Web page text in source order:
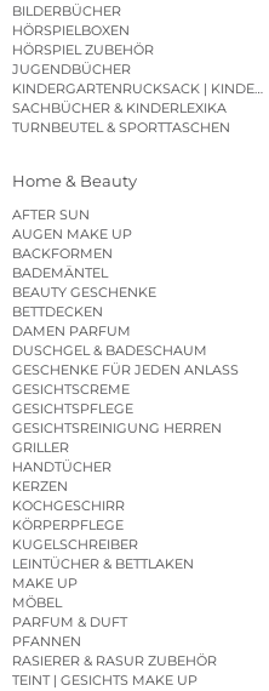
BILDERBÜCHER
HÖRSPIELBOXEN
HÖRSPIEL ZUBEHÖR
JUGENDBÜCHER
KINDERGARTENRUCKSACK |
SACHBÜCHER & KINDERLEXIKA
TURNBEUTEL & SPORTTASCHEN
Home & Beauty
AFTER SUN
AUGEN MAKE UP
BACKFORMEN
BADEMÄNTEL
BEAUTY GESCHENKE
BETTDECKEN
DAMEN PARFUM
DUSCHGEL & BADESCHAUM
GESCHENKE FÜR JEDEN ANLASS
GESICHTSCREME
GESICHTSPFLEGE
GESICHTSREINIGUNG HERREN
GRILLER
HANDTÜCHER
KERZEN
KOCHGESCHIRR
KÖRPERPFLEGE
KUGELSCHREIBER
LEINTÜCHER & BETTLAKEN
MAKE UP
MÖBEL
PARFUM & DUFT
PFANNEN
RASIERER & RASUR ZUBEHÖR
TEINT | GESICHTS MAKE UP